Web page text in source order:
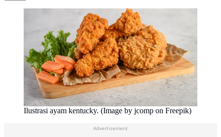
Ilustrasi ayam kentucky. (Image by jcomp on Freepik)